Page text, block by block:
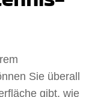
Sie überall
gibt, wie